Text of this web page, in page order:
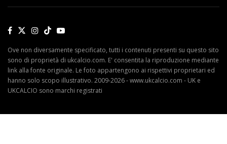
Ove non diversamente specificato, tutti i contenuti presenti su questo sito
sono di proprietà di ukcalcio.com. E' consentita la riproduzione mediante
link alla fonte originale. Le foto appartengono ai rispettivi proprietari ed
hanno solo scopo illustrativo. 2009-2026 - www.ukcalcio.com - UK e
UKCALCIO sono marchi registrati